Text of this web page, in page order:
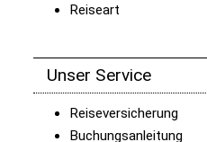
Reiseart
Unser Service
Reiseversicherung
Buchungsanleitung